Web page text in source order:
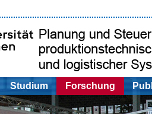
Studium Forschung